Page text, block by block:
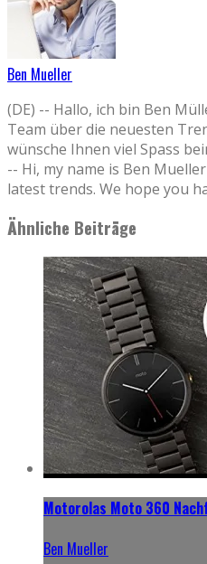
Ben Mueller
(DE) -- Hallo, ich bin Ben
Team über die neuesten
wünsche Ihnen viel
-- Hi, my name is Ben
latest trends. We hope
Ähnliche Beiträge
Motorolas Moto 360
Ben Mueller